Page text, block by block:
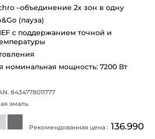
–объединение 2х зон в одну
(пауза)
с поддержанием точной и
номинальная мощность: 7200 Вт
8434778011777
эмаль
Рекомендованная цена : 136.990